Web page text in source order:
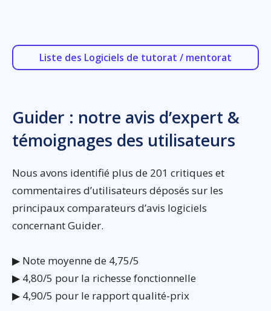
Liste des Logiciels de tutorat / mentorat
Guider : notre avis d’expert &
témoignages des utilisateurs
Nous avons identifié plus de 201 critiques et
commentaires d’utilisateurs déposés sur les
principaux comparateurs d’avis logiciels
concernant Guider.
▶ Note moyenne de 4,75/5
▶ 4,80/5 pour la richesse fonctionnelle
▶ 4,90/5 pour le rapport qualité-prix